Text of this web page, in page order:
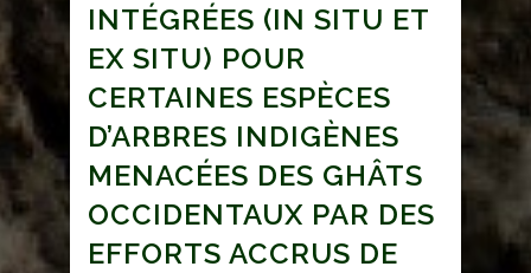
INTÉGRÉES (IN SITU ET
EX SITU) POUR
CERTAINES ESPÈCES
D’ARBRES INDIGÈNES
MENACÉES DES GHÂTS
OCCIDENTAUX PAR DES
EFFORTS ACCRUS DE